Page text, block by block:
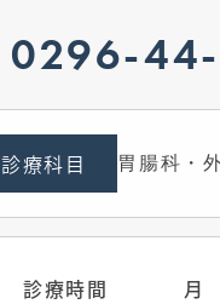
0296-44-
診療科目 胃腸科・
診療時間 月